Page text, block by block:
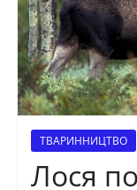
ТВАРИННИЦТВО
Лося